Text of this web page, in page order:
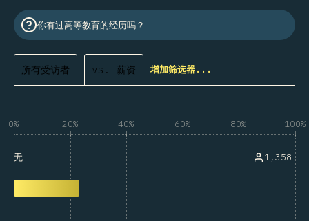
你有过高等教育的经历吗？
所有受访者 vs. 薪资 增加筛选器...
0% 20% 40% 60% 80% 100%
无 1,358